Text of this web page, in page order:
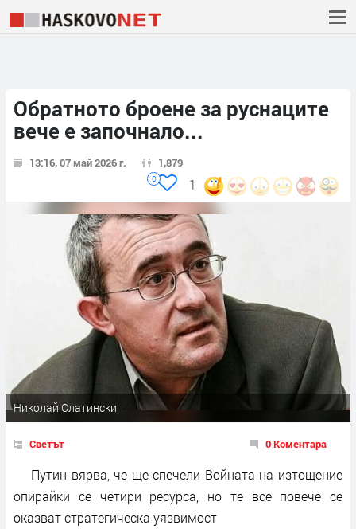
Обратното броене за руснаците
вече е започнало...
13:16, 07 май 2026 г. 1,879
1
0
Николай Слатински
Светът 0 Коментара
Путин вярва, че ще спечели Войната на изтощение
опирайки се четири ресурса, но те все повече се
оказват стратегическа уязвимост